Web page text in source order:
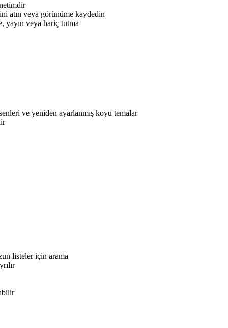
atın veya görünüme kaydedin
yayın veya hariç tutma
ve yeniden ayarlanmış koyu temalar
listeler için arama